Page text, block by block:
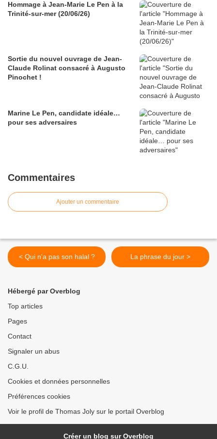
Hommage à Jean-Marie Le Pen à la
Trinité-sur-mer (20/06/26)
Sortie du nouvel ouvrage de Jean-
Claude Rolinat consacré à Augusto
Pinochet !
Marine Le Pen, candidate idéale…
pour ses adversaires
Commentaires
Ajouter un commentaire
< Qui n'a pas son halal ? La phrase du jour >
Hébergé par Overblog
Top articles
Pages
Contact
Signaler un abus
C.G.U.
Cookies et données personnelles
Préférences cookies
Voir le profil de Thomas Joly sur le portail Overblog
Créer un blog sur Overblog